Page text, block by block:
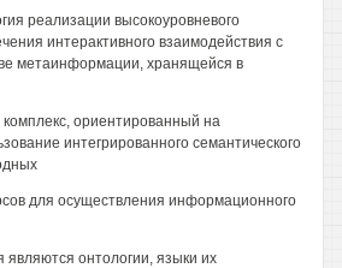
реализации высокоуровневого
интерактивного взаимодействия с
метаинформации, хранящейся в
ориентированный на
интегрированного семантического
для осуществления информационного
онтологии, языки их